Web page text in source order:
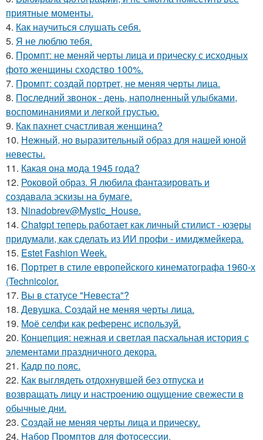
приятные моменты.
4. Как научиться слушать себя.
5. Я не люблю тебя.
6. Промпт: не меняй черты лица и прическу с исходных
фото женщины сходство 100%.
7. Промпт: создай портрет, не меняя черты лица.
8. Последний звонок - день, наполненный улыбками,
воспоминаниями и легкой грустью.
9. Как пахнет счастливая женщина?
10. Нежный, но выразительный образ для нашей юной
невесты.
11. Какая она мода 1945 года?
12. Роковой образ. Я любила фантазировать и
создавала эскизы на бумаге.
13. Ninadobrev@Mystic_House.
14. Chatgpt теперь работает как личный стилист - юзеры
придумали, как сделать из ИИ профи - имиджмейкера.
15. Estet Fashion Week.
16. Портрет в стиле европейского кинематографа 1960-х
(Technicolor.
17. Вы в статусе "Невеста"?
18. Девушка. Создай не меняя черты лица.
19. Моё селфи как референс используй.
20. Концепция: нежная и светлая пасхальная история с
элементами праздничного декора.
21. Кадр по пояс.
22. Как выглядеть отдохнувшей без отпуска и
возвращать лицу и настроению ощущение свежести в
обычные дни.
23. Создай не меняя черты лица и прическу.
24. Набор Промптов для фотосессии.